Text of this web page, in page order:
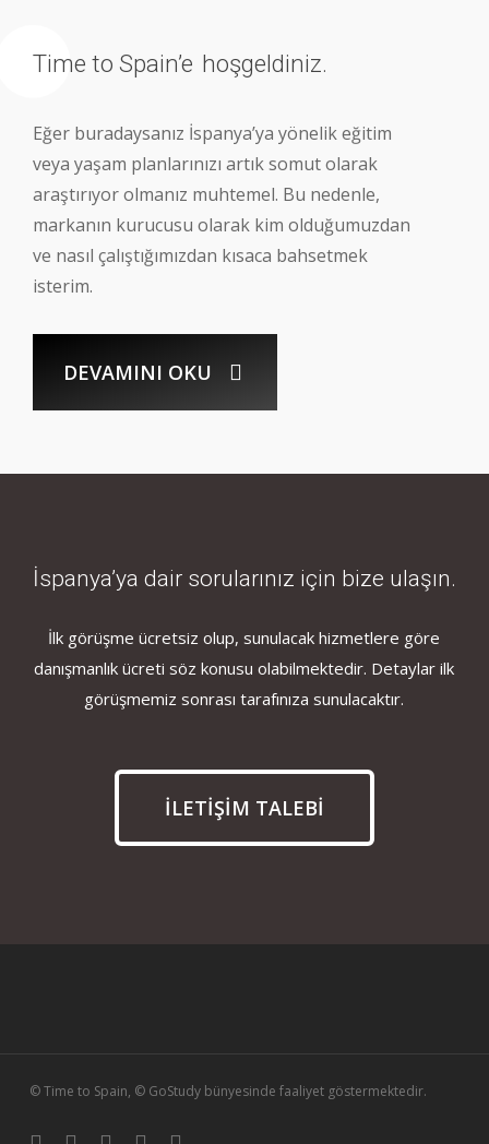
Time to Spain’e hoşgeldiniz.
Eğer buradaysanız İspanya’ya yönelik eğitim
veya yaşam planlarınızı artık somut olarak
araştırıyor olmanız muhtemel. Bu nedenle,
markanın kurucusu olarak kim olduğumuzdan
ve nasıl çalıştığımızdan kısaca bahsetmek
isterim.
DEVAMINI OKU
İspanya’ya dair sorularınız için bize ulaşın.
İlk görüşme ücretsiz olup, sunulacak hizmetlere göre
danışmanlık ücreti söz konusu olabilmektedir. Detaylar ilk
görüşmemiz sonrası tarafınıza sunulacaktır.
İLETİŞİM TALEBİ
© Time to Spain, © GoStudy bünyesinde faaliyet göstermektedir.